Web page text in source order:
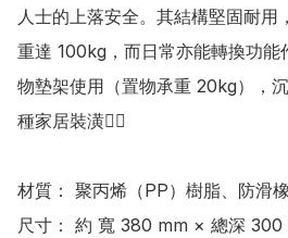
人士的上落安全。其結構堅固耐用
重達 100kg，而日常亦能轉換功能
物墊架使用（置物承重 20kg），
種家居裝潢👍🏻
材質： 聚丙烯（PP）樹脂、防滑
尺寸： 約 寬 380 mm × 總深